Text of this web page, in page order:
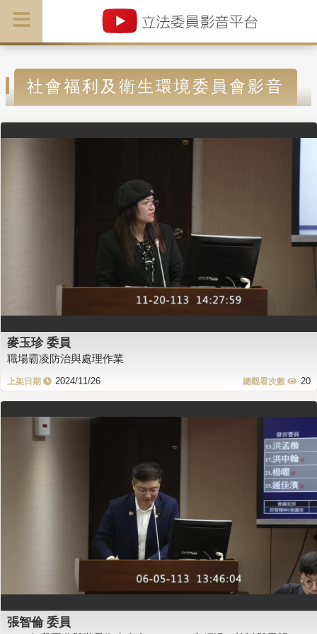
社會福利及衛生環境委員會影音
麥玉珍 委員
職場霸凌防治與處理作業
2024/11/26 20
張智倫 委員